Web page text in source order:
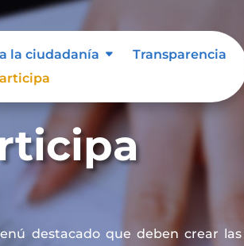
la ciudadanía
Transparencia
destacado que deben crear